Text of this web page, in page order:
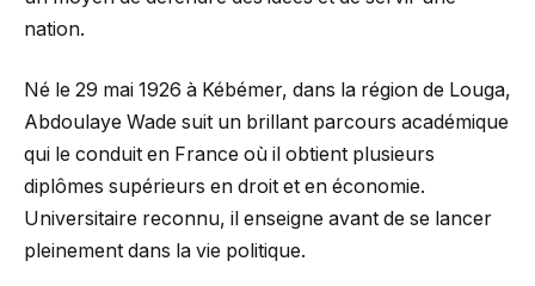
nation.
Né le 29 mai 1926 à Kébémer, dans la région de Louga,
Abdoulaye Wade suit un brillant parcours académique
qui le conduit en France où il obtient plusieurs
diplômes supérieurs en droit et en économie.
Universitaire reconnu, il enseigne avant de se lancer
pleinement dans la vie politique.